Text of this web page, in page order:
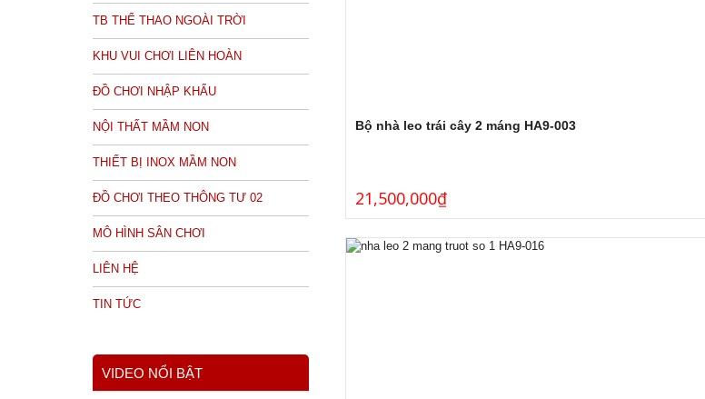
Bộ nhà leo trái cây 2 máng HA9-003
21,500,000₫
TB THỂ THAO NGOÀI TRỜI
KHU VUI CHƠI LIÊN HOÀN
ĐỒ CHƠI NHẬP KHẨU
NỘI THẤT MẦM NON
THIẾT BỊ INOX MẦM NON
ĐỒ CHƠI THEO THÔNG TƯ 02
MÔ HÌNH SÂN CHƠI
LIÊN HỆ
TIN TỨC
VIDEO NỔI BẬT